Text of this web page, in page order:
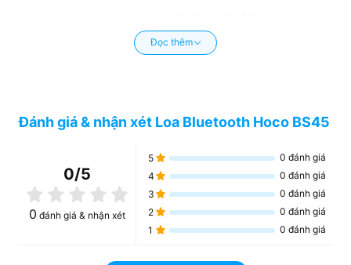
Đọc thêm
Đánh giá & nhận xét Loa Bluetooth Hoco BS45
0/5
0 đánh giá & nhận xét
5 0 đánh giá
4
0 đánh giá
3
0 đánh giá
2
0 đánh giá
1
0 đánh giá